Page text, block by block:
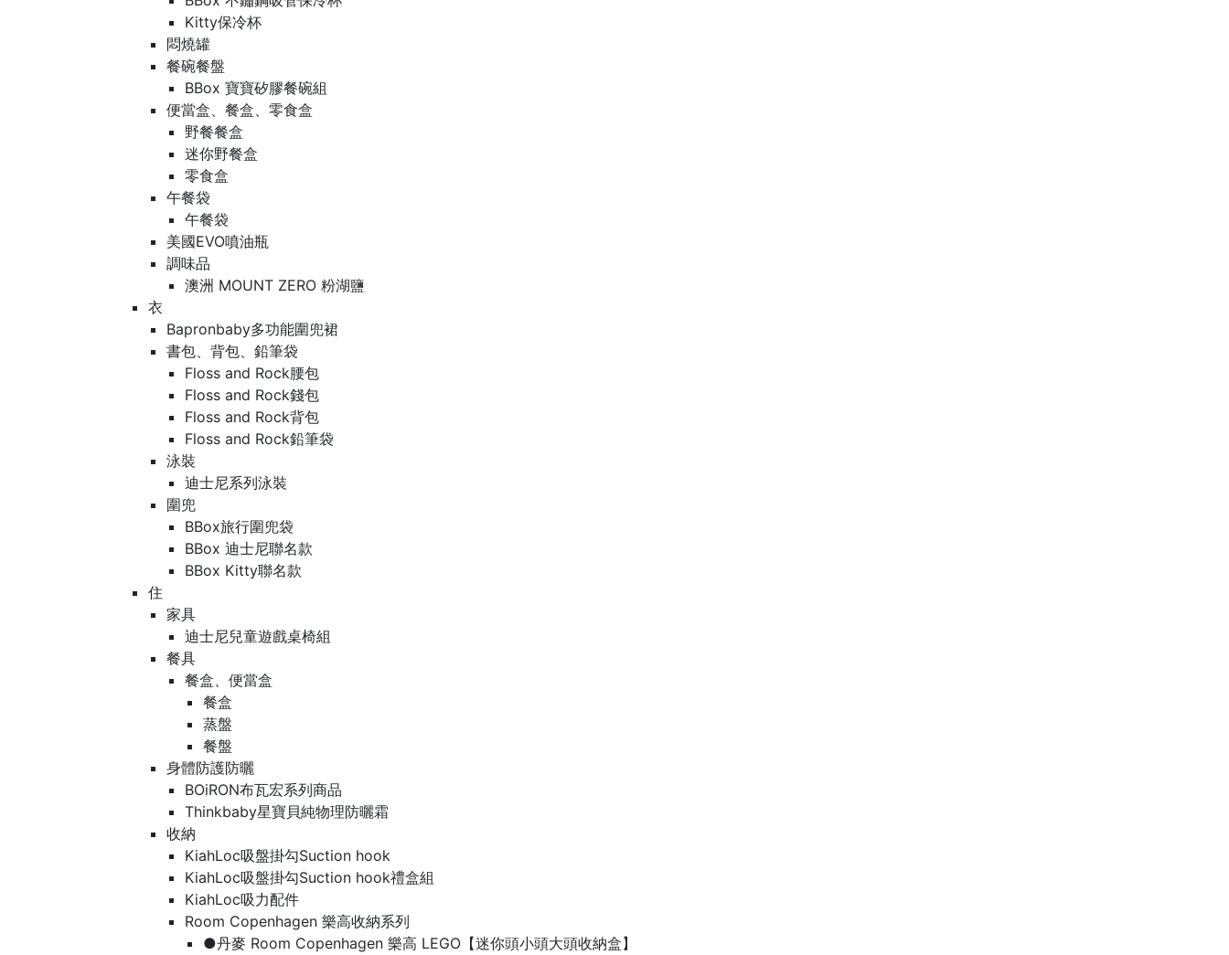
Kitty保冷杯
悶燒罐
餐碗餐盤
BBox 寶寶矽膠餐碗組
便當盒、餐盒、零食盒
野餐餐盒
迷你野餐盒
零食盒
午餐袋
午餐袋
美國EVO噴油瓶
調味品
澳洲 MOUNT ZERO 粉湖鹽
衣
Bapronbaby多功能圍兜裙
書包、背包、鉛筆袋
Floss and Rock腰包
Floss and Rock錢包
Floss and Rock背包
Floss and Rock鉛筆袋
泳裝
迪士尼系列泳裝
圍兜
BBox旅行圍兜袋
BBox 迪士尼聯名款
BBox Kitty聯名款
住
家具
迪士尼兒童遊戲桌椅組
餐具
餐盒、便當盒
餐盒
蒸盤
餐盤
身體防護防曬
BOiRON布瓦宏系列商品
Thinkbaby星寶貝純物理防曬霜
收納
KiahLoc吸盤掛勾Suction hook
KiahLoc吸盤掛勾Suction hook禮盒組
KiahLoc吸力配件
Room Copenhagen 樂高收納系列
●丹麥 Room Copenhagen 樂高 LEGO【迷你頭小頭大頭收納盒】